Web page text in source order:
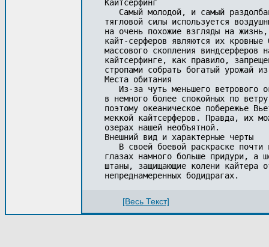
Кайтсерфинг
Самый молодой, и самый
тягловой силы используется
на очень похожие взгляды на
кайт-серферов являются их
массового скопления
кайтсерфинге, как правило,
стропами собрать богатый урожай
Места обитания
Из-за чуть меньшего ветрового
в немного более спокойных по
поэтому океаническое побережье
меккой кайтсерферов. Правда, их
озерах нашей необъятной.
Внешний вид и характерные черты
В своей боевой раскраске
глазах намного больше придури, а
штаны, защищающие колени кайтера
[Весь Текст]